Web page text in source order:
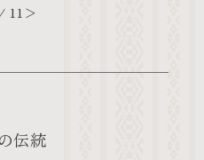
11 ＞
伝統